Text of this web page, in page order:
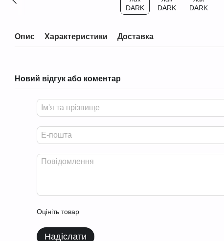
Опис Характеристики Доставка
Новий відгук або коментар
Оцініть товар
Надіслати